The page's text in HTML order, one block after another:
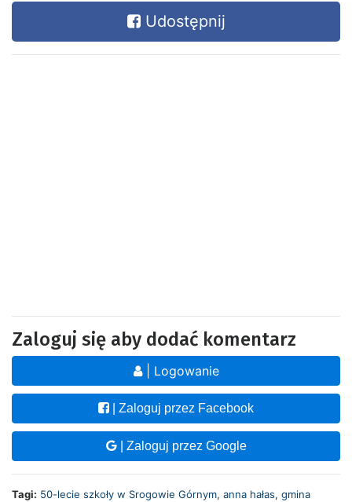
Udostępnij
Zaloguj się aby dodać komentarz
| Logowanie
| Zaloguj przez Facebook
| Zaloguj przez Google
Tagi: 50-lecie szkoły w Srogowie Górnym, anna hałas, gmina